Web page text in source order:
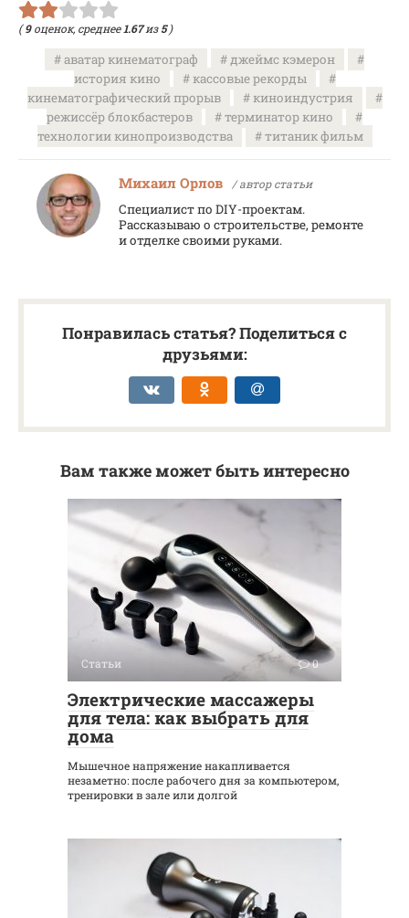
(9оценок, среднее1.67из5)
аватар кинематограф
джеймс кэмерон
история кино
кассовые рекорды
кинематографический прорыв
киноиндустрия
режиссёр блокбастеров
терминатор кино
технологии кинопроизводства
титаник фильм
Михаил Орлов / автор статьи
Специалист по DIY-проектам.
Рассказываю о строительстве, ремонте
и отделке своими руками.
Понравилась статья? Поделиться с
друзьями:
Вам также может быть интересно
Статьи 0
Электрические массажеры
для тела: как выбрать для
дома
Мышечное напряжение накапливается
незаметно: после рабочего дня за компьютером,
тренировки в зале или долгой